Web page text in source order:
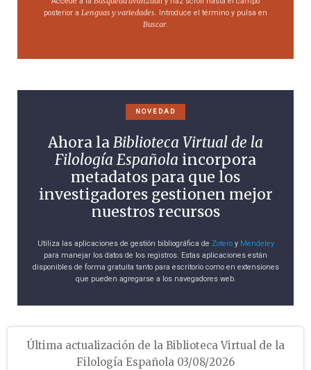
posterior a Lenguas y variedades . Introduce el término y pulsa en
Buscar.
NOVEDAD
Ahora laBiblioteca Virtual de la
Filología Española incorpora
metadatos para que los
investigadores gestionen mejor
nuestros recursos
Utiliza las aplicaciones de gestión bibliográfica de Zoteroy Mendeley
para manejar los datos de los registros. Estas aplicaciones están
disponibles de forma gratuita tanto para escritorio como en extensiones
que pueden agregarse a los navegadores web.
Última actualización de la Biblioteca Virtual de la
Filología Española 03/08/2026